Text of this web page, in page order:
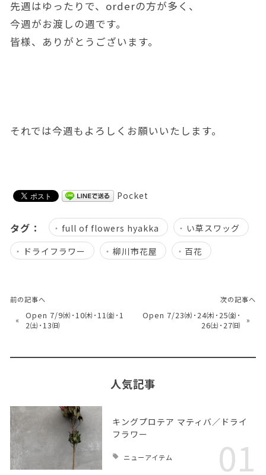
先週はゆったりで、orderの方が多く、
今週がお渡しの週です。
皆様、ありがとうございます。
それでは今週もよろしくお願いいたします。
Pocket
タグ： full of flowers hyakka
い草スワッグ
ドライフラワー
柳川市花屋 百花
前の記事へ
« Open 7/9㈬･10㈭･11㈮･1
2㈯･13㈰
次の記事へ
Open 7/23㈬･24㈭･25㈮･
26㈯･27㈰ »
人気記事
キングプロテア マティバ／ドライ
フラワー
ニューアイテム 01